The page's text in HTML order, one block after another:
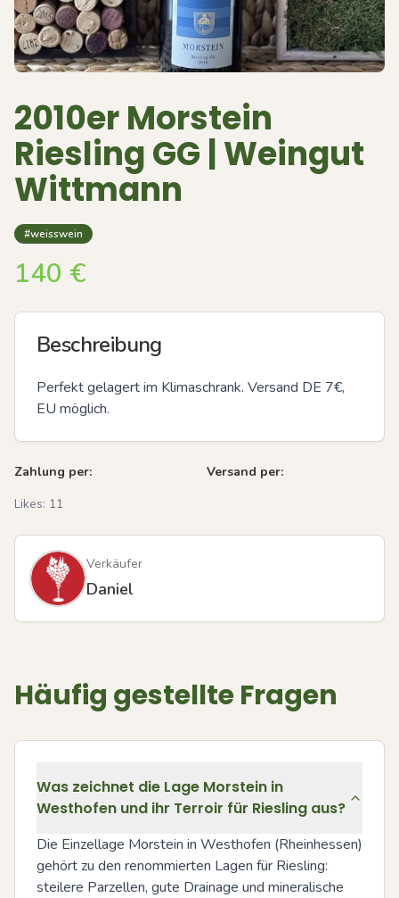
2010er Morstein
Riesling GG | Weingut
Wittmann
#weisswein
140 €
Beschreibung
Perfekt gelagert im Klimaschrank. Versand DE 7€,
EU möglich.
Zahlung per:
Versand per:
Likes: 11
Verkäufer
Daniel
Häufig gestellte Fragen
Was zeichnet die Lage Morstein in
Westhofen und ihr Terroir für Riesling aus?
Die Einzellage Morstein in Westhofen (Rheinhessen)
gehört zu den renommierten Lagen für Riesling:
steilere Parzellen, gute Drainage und mineralische